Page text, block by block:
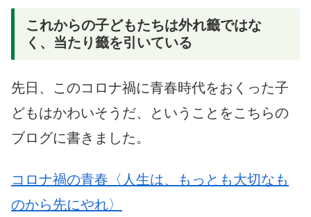
これからの子どもたちは外れ籤ではな
く、当たり籤を引いている
先日、このコロナ禍に青春時代をおくった子
どもはかわいそうだ、ということをこちらの
ブログに書きました。
コロナ禍の青春〈人生は、もっとも大切なも
のから先にやれ〉